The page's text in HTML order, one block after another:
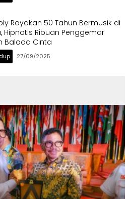
Rayakan 50 Tahun Bermusik di
Hipnotis Ribuan Penggemar
Balada Cinta
27/09/2025